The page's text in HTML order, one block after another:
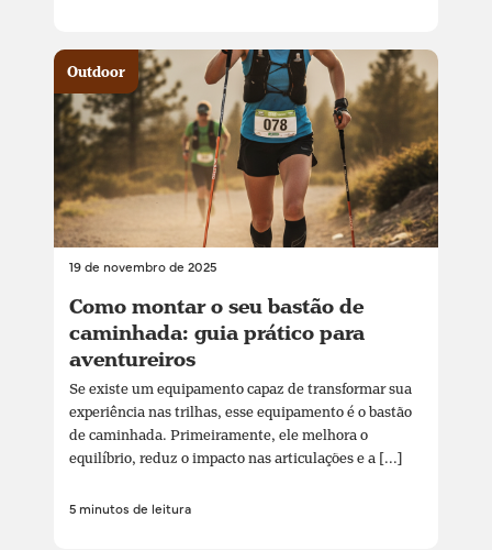
19 de novembro de 2025
Como montar o seu bastão de
caminhada: guia prático para
aventureiros
Se existe um equipamento capaz de transformar sua
experiência nas trilhas, esse equipamento é o bastão
de caminhada. Primeiramente, ele melhora o
equilíbrio, reduz o impacto nas articulações e a [...]
5 minutos de leitura
Outdoor